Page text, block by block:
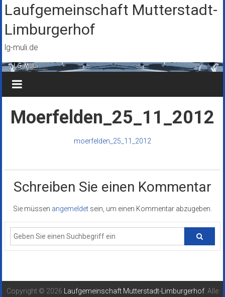
Zum
Inhalt
springen
Laufgemeinschaft Mutterstadt-
Limburgerhof
lg-muli.de
Moerfelden_25_11_2012
moerfelden_25_11_2012
Schreiben Sie einen Kommentar
Sie müssen angemeldet sein, um einen Kommentar abzugeben.
Copyright © 2026 Laufgemeinschaft Mutterstadt-Limburgerhof . Alle